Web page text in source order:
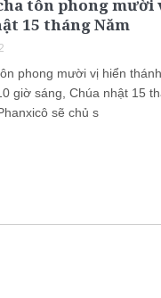
tôn phong mười
15 tháng Năm
phong mười vị hiển
giờ sáng, Chúa nhật 15
sẽ chủ s